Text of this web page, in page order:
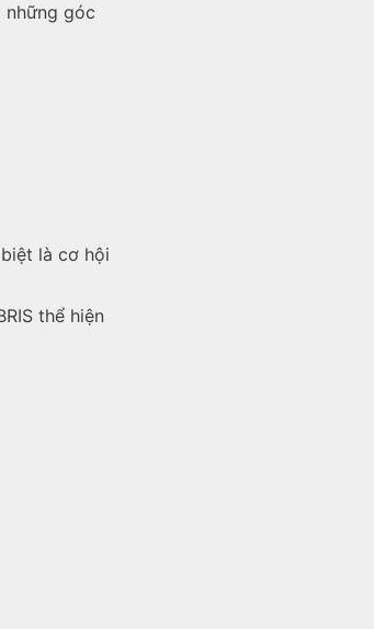
những góc
là cơ hội
thể hiện